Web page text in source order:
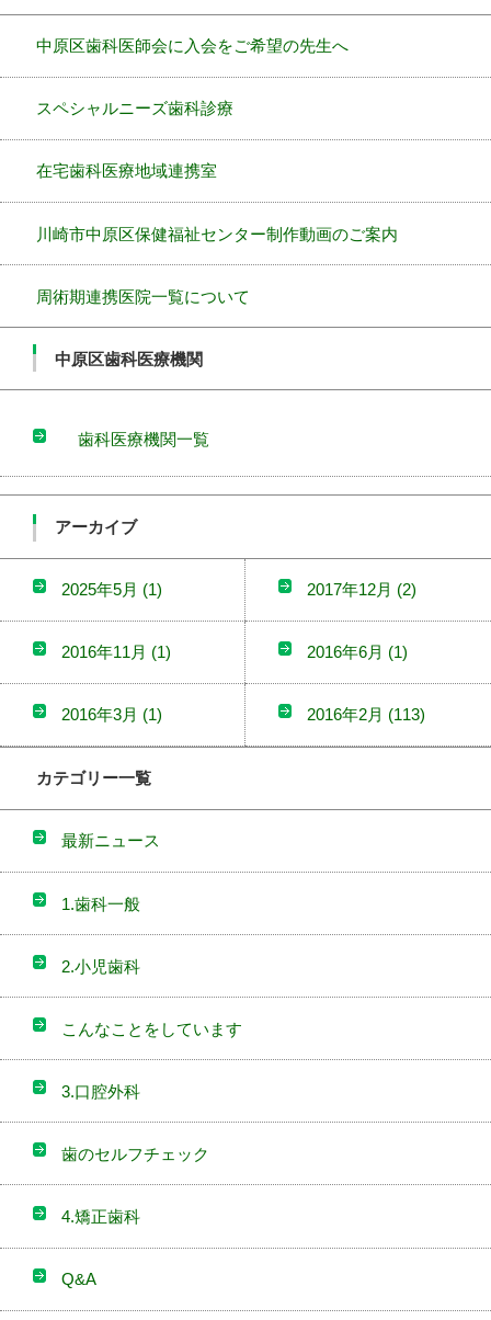
中原区歯科医師会に入会をご希望の先生へ
スペシャルニーズ歯科診療
在宅歯科医療地域連携室
川崎市中原区保健福祉センター制作動画のご案内
周術期連携医院一覧について
中原区歯科医療機関
歯科医療機関一覧
アーカイブ
2025年5月 (1) 2017年12月 (2)
2016年11月 (1) 2016年6月 (1)
2016年3月 (1) 2016年2月 (113)
カテゴリー一覧
最新ニュース
1.歯科一般
2.小児歯科
こんなことをしています
3.口腔外科
歯のセルフチェック
4.矯正歯科
Q&A